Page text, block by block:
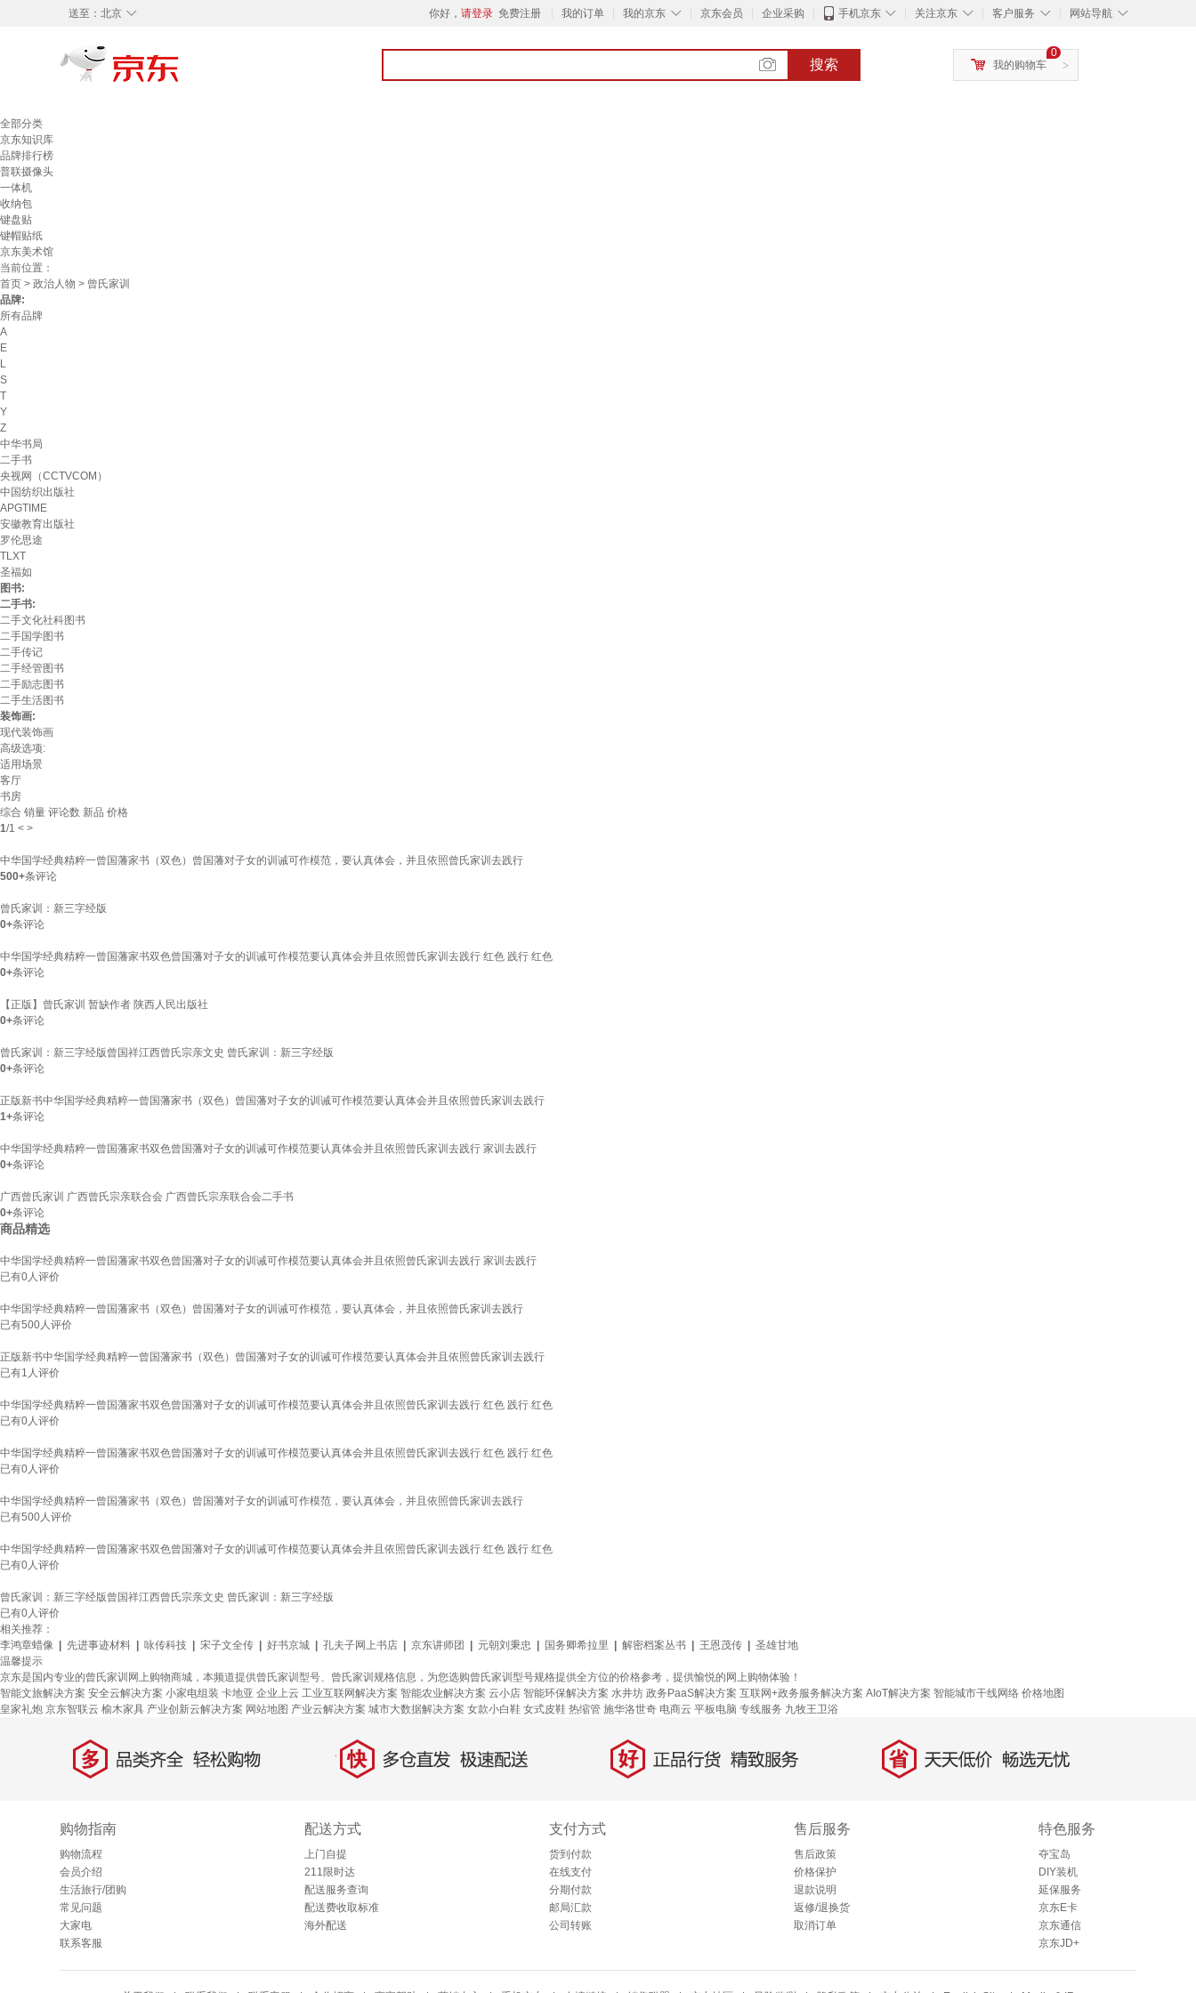
◇
送至： 北京 你好， 请登录 免费注册 我的订单 ◇
我的京东 京东会员 企业采购 ◇
手机京东 ◇
关注京东 ◇
客户服务 ◇
网站导航
搜索 >
0
我的购物车
全部分类
京东知识库
品牌排行榜
普联摄像头
一体机
收纳包
键盘贴
键帽贴纸
京东美术馆
当前位置：
首页 > 政治人物 > 曾氏家训
品牌:
所有品牌
A
E
L
S
T
Y
Z
中华书局
二手书
央视网（CCTVCOM）
中国纺织出版社
APGTIME
安徽教育出版社
罗伦思途
TLXT
圣福如
图书:
二手书:
二手文化社科图书
二手国学图书
二手传记
二手经管图书
二手励志图书
二手生活图书
装饰画:
现代装饰画
高级选项:
适用场景
客厅
书房
综合 销量 评论数 新品 价格
1/1 < >
中华国学经典精粹一曾国藩家书（双色）曾国藩对子女的训诫可作模范，要认真体会，并且依照曾氏家训去践行
500+条评论
曾氏家训：新三字经版
0+条评论
中华国学经典精粹一曾国藩家书双色曾国藩对子女的训诫可作模范要认真体会并且依照曾氏家训去践行 红色 践行 红色
0+条评论
【正版】曾氏家训 暂缺作者 陕西人民出版社
0+条评论
曾氏家训：新三字经版曾国祥江西曾氏宗亲文史 曾氏家训：新三字经版
0+条评论
正版新书中华国学经典精粹一曾国藩家书（双色）曾国藩对子女的训诫可作模范要认真体会并且依照曾氏家训去践行
1+条评论
中华国学经典精粹一曾国藩家书双色曾国藩对子女的训诫可作模范要认真体会并且依照曾氏家训去践行 家训去践行
0+条评论
广西曾氏家训 广西曾氏宗亲联合会 广西曾氏宗亲联合会二手书
0+条评论
商品精选
中华国学经典精粹一曾国藩家书双色曾国藩对子女的训诫可作模范要认真体会并且依照曾氏家训去践行 家训去践行
已有0人评价
中华国学经典精粹一曾国藩家书（双色）曾国藩对子女的训诫可作模范，要认真体会，并且依照曾氏家训去践行
已有500人评价
正版新书中华国学经典精粹一曾国藩家书（双色）曾国藩对子女的训诫可作模范要认真体会并且依照曾氏家训去践行
已有1 人评价
中华国学经典精粹一曾国藩家书双色曾国藩对子女的训诫可作模范要认真体会并且依照曾氏家训去践行 红色 践行 红色
已有0人评价
中华国学经典精粹一曾国藩家书双色曾国藩对子女的训诫可作模范要认真体会并且依照曾氏家训去践行 红色 践行 红色
已有0人评价
中华国学经典精粹一曾国藩家书（双色）曾国藩对子女的训诫可作模范，要认真体会，并且依照曾氏家训去践行
已有500人评价
中华国学经典精粹一曾国藩家书双色曾国藩对子女的训诫可作模范要认真体会并且依照曾氏家训去践行 红色 践行 红色
已有0人评价
曾氏家训：新三字经版曾国祥江西曾氏宗亲文史 曾氏家训：新三字经版
已有0人评价
相关推荐：
李鸿章蜡像
先进事迹材料 咏传科技 宋子文全传 好书京城 孔夫子网上书店 京东讲师团 元朝刘秉忠 国务卿希拉里 解密档案丛书 王恩茂传
圣雄甘地
温馨提示
京东是国内专业的曾氏家训网上购物商城，本频道提供曾氏家训型号、曾氏家训规格信息，为您选购曾氏家训型号规格提供全方位的价格参考，提供愉悦的网上购物体验！
智能文旅解决方案 安全云解决方案 小家电组装 卡地亚 企业上云 工业互联网解决方案 智能农业解决方案 云小店 智能环保解决方案 水井坊 政务PaaS解决方案 互联网+政务服务解决方案 AIoT解决方案 智能城市干线网络 价格地图
皇家礼炮 京东智联云 榆木家具 产业创新云解决方案 网站地图 产业云解决方案 城市大数据解决方案 女款小白鞋 女式皮鞋 热缩管 施华洛世奇 电商云 平板电脑 专线服务 九牧王卫浴
多 品类齐全，轻松购物 快 多仓直发，极速配送 好 正品行货，精致服务 省 天天低价，畅选无忧
购物指南
购物流程
会员介绍
生活旅行/团购
常见问题
大家电
联系客服
配送方式
上门自提
211限时达
配送服务查询
配送费收取标准
海外配送
支付方式
货到付款
在线支付
分期付款
邮局汇款
公司转账
售后服务
售后政策
价格保护
退款说明
返修/退换货
取消订单
特色服务
夺宝岛
DIY装机
延保服务
京东E卡
京东通信
京东JD+